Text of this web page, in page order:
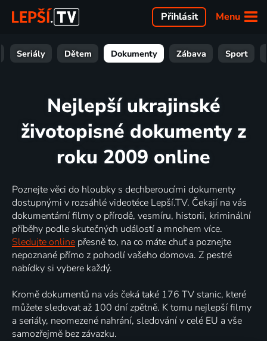
Menu
Přihlásit
Seriály Dětem Dokumenty Zábava Sport
Nejlepší ukrajinské
životopisné dokumenty z
roku 2009 online
Poznejte věci do hloubky s dechberoucími dokumenty
dostupnými v rozsáhlé videotéce Lepší.TV. Čekají na vás
dokumentární filmy o přírodě, vesmíru, historii, kriminální
příběhy podle skutečných událostí a mnohem více.
Sledujte online přesně to, na co máte chuť a poznejte
nepoznané přímo z pohodlí vašeho domova. Z pestré
nabídky si vybere každý.
Kromě dokumentů na vás čeká také 176 TV stanic, které
můžete sledovat až 100 dní zpětně. K tomu nejlepší filmy
a seriály, neomezené nahrání, sledování v celé EU a vše
samozřejmě bez závazku.